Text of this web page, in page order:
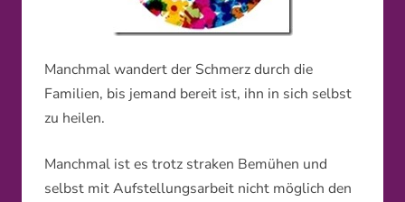
Manchmal wandert der Schmerz durch die
Familien, bis jemand bereit ist, ihn in sich selbst
zu heilen.
Manchmal ist es trotz straken Bemühen und
selbst mit Aufstellungsarbeit nicht möglich den